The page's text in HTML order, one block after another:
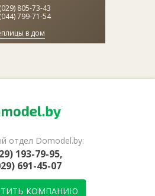
805-73-43
799-71-54
в дом
отдел Domodel.by:
193-79-95,
691-45-07
КОМПАНИЮ